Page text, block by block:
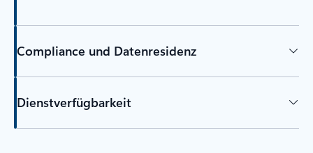
Compliance und Datenresidenz
Dienstverfügbarkeit